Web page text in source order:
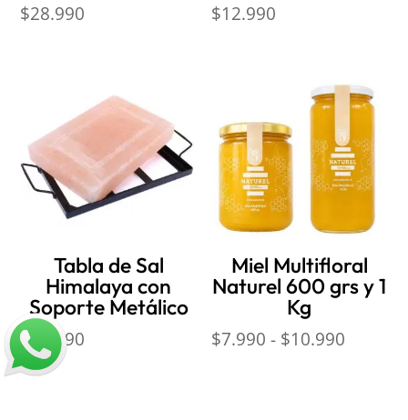
$28.990 $12.990
Tabla de Sal
Himalaya con
Soporte Metálico
$32.990
Miel Multifloral
Naturel 600 grs y 1
Kg
$7.990 - $10.990